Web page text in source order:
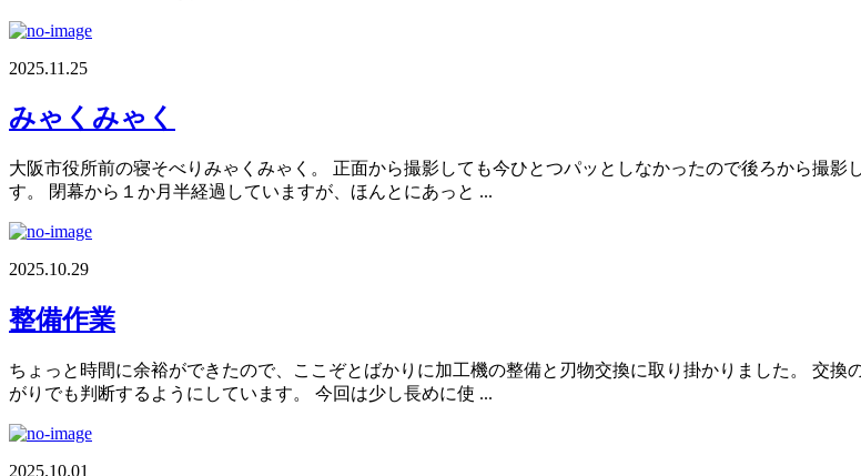
2025.11.25
みゃくみゃく
大阪市役所前の寝そべりみゃくみゃく。 正面から撮影しても今ひとつパッとしなかったので後ろから撮
す。 閉幕から１か月半経過していますが、ほんとにあっと ...
2025.10.29
整備作業
ちょっと時間に余裕ができたので、ここぞとばかりに加工機の整備と刃物交換に取り掛かりました。 交
がりでも判断するようにしています。 今回は少し長めに使 ...
2025.10.01